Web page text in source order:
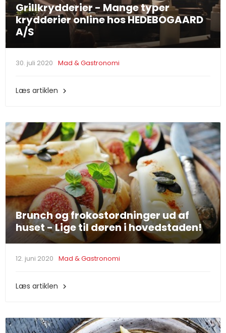
Grillkrydderier - Mange typer
krydderier online hos HEDEBOGAARD
A/S
30. juli 2020 Mad & Gastronomi
Læs artiklen 
Brunch og frokostordninger ud af
huset - Lige til døren i hovedstaden!
12. juni 2020 Mad & Gastronomi
Læs artiklen 